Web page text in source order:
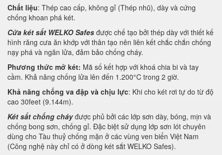
Chất liệu: Thép cao cấp, không gỉ (Thép nhũ), dày và cứng
chống khoan phá két.
Cửa két sắt WELKO Safes được chế tạo bởi thép dày với thiết kế
hình răng cưa ăn khớp với thân tạo nên liên kết chắc chắn chống
nạy phá và ngăn lửa, đảm bảo chống cháy.
Phương thức mở két: Mã số kết hợp với khoá chia bi và tay
cầm. Khả năng chống lửa lên đến 1.200°C trong 2 giờ.
Khả năng chống va đập và chịu lực: Khi cho két rơi tự do từ độ
cao 30feet (9.144m).
Két sắt chống cháyđược phủ bởi các lớp sơn dày, bóng, mịn và
chống bong sơn, chống gỉ. Đặc biệt sử dụng lớp sơn lót chuyên
dùng cho Tàu thuỷ chống mặn ở các vùng ven biển Việt Nam
(Công nghệ này chỉ có ở dòng két sắt WELKO Safes).